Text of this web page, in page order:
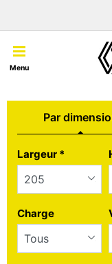
Menu
Par
Tab updated: Par
Largeur *
Charge